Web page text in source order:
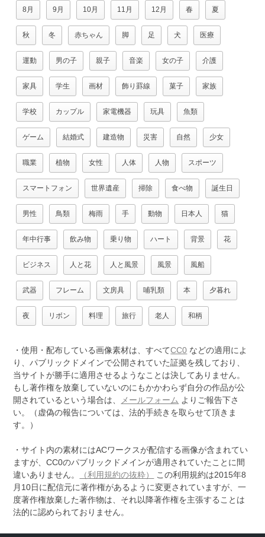
8月 9月 10月 11月 12月 春 夏
秋 冬 赤ちゃん 脚 足 犬 医療
運動 男の子 親子 音楽 女の子 介護
家具 学生 画材 飾り罫線 菓子 家族
学校 カップル 家電機器 玩具 魚類
ゲーム 結婚式 建造物 災害 自然 少女
職業 植物 女性 人体 人物 スポーツ
スマートフォン 世界遺産 掃除 食べ物 誕生日
男性 鳥類 梅雨 手 動物 日本人 猫
年中行事 飲み物 乗り物 ハート 背景 花
ビジネス 人と花 人と風景 風景 風船
武器 フレーム 文房具 哺乳類 本 夕暮れ
夜 リボン 料理 旅行 老人 和柄
・使用・配布している画像素材は、すべてCC0 などの適用によ
り、パブリックドメインで公開されていた証拠を残しており、
当サイトが勝手に適用させるようなことは決してありません。
もし著作権を放棄していないのにもかかわらず自分の作品が公
開されているという場合は、
メールフォーム よりご報告下さ
い。（虚偽の報告については、法的手続きを取らせて頂きま
す。）
・サイト内の素材にはACワークスが配信する画像が含まれてい
ますが、CC0のパブリックドメインが適用されていたことに間
違いありません。
（利用規約の抜粋）
この利用規約は2015年8
月10日に配信元に著作権があるように変更されていますが、一
度著作権放棄した著作物は、それ以降著作権を主張することは
法的に認められておりません。